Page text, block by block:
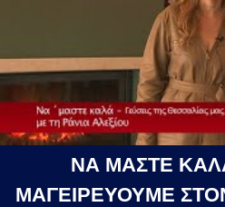
ΝΑ ΜΑΣΤΕ
ΜΑΓΕΙΡΕΥΟΥΜΕ